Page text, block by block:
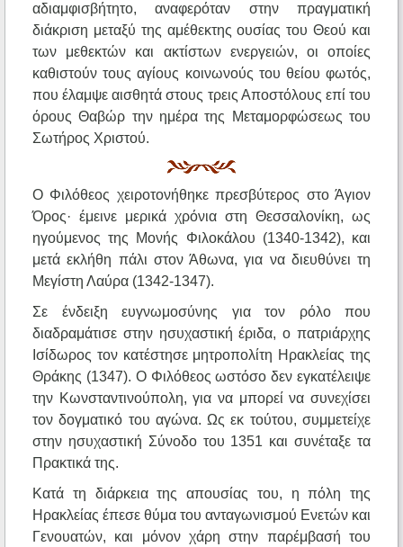
αδιαμφισβήτητο, αναφερόταν στην πραγματική
διάκριση μεταξύ της αμέθεκτης ουσίας του Θεού και
των μεθεκτών και ακτίστων ενεργειών, οι οποίες
καθιστούν τους αγίους κοινωνούς του θείου φωτός,
που έλαμψε αισθητά στους τρεις Αποστόλους επί του
όρους Θαβώρ την ημέρα της Μεταμορφώσεως του
Σωτήρος Χριστού.
Ο Φιλόθεος χειροτονήθηκε πρεσβύτερος στο Άγιον
Όρος· έμεινε μερικά χρόνια στη Θεσσαλονίκη, ως
ηγούμενος της Μονής Φιλοκάλου (1340-1342), και
μετά εκλήθη πάλι στον Άθωνα, για να διευθύνει τη
Μεγίστη Λαύρα (1342-1347).
Σε ένδειξη ευγνωμοσύνης για τον ρόλο που
διαδραμάτισε στην ησυχαστική έριδα, ο πατριάρχης
Ισίδωρος τον κατέστησε μητροπολίτη Ηρακλείας της
Θράκης (1347). Ο Φιλόθεος ωστόσο δεν εγκατέλειψε
την Κωνσταντινούπολη, για να μπορεί να συνεχίσει
τον δογματικό του αγώνα. Ως εκ τούτου, συμμετείχε
στην ησυχαστική Σύνοδο του 1351 και συνέταξε τα
Πρακτικά της.
Κατά τη διάρκεια της απουσίας του, η πόλη της
Ηρακλείας έπεσε θύμα του ανταγωνισμού Ενετών και
Γενουατών, και μόνον χάρη στην παρέμβασή του